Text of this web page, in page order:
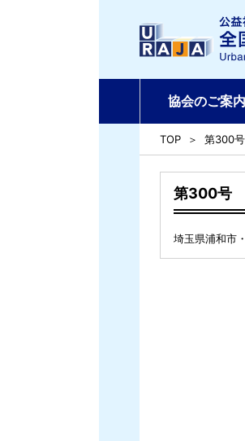
協会のご案内
TOP 第300号
第300号
埼玉県浦和市